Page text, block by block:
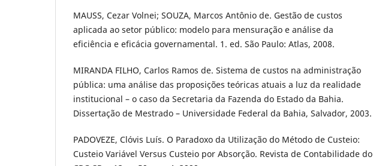
MAUSS, Cezar Volnei; SOUZA, Marcos Antônio de. Gestão de custos
aplicada ao setor público: modelo para mensuração e análise da
eficiência e eficácia governamental. 1. ed. São Paulo: Atlas, 2008.
MIRANDA FILHO, Carlos Ramos de. Sistema de custos na administração
pública: uma análise das proposições teóricas atuais a luz da realidade
institucional – o caso da Secretaria da Fazenda do Estado da Bahia.
Dissertação de Mestrado – Universidade Federal da Bahia, Salvador, 2003.
PADOVEZE, Clóvis Luís. O Paradoxo da Utilização do Método de Custeio:
Custeio Variável Versus Custeio por Absorção. Revista de Contabilidade do